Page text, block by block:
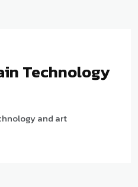
Technology
and art